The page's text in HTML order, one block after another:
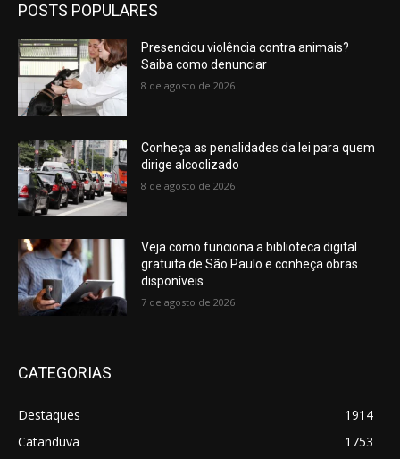
POSTS POPULARES
Presenciou violência contra animais?
Saiba como denunciar
8 de agosto de 2026
Conheça as penalidades da lei para quem
dirige alcoolizado
8 de agosto de 2026
Veja como funciona a biblioteca digital
gratuita de São Paulo e conheça obras
disponíveis
7 de agosto de 2026
CATEGORIAS
Destaques
1914
Catanduva
1753